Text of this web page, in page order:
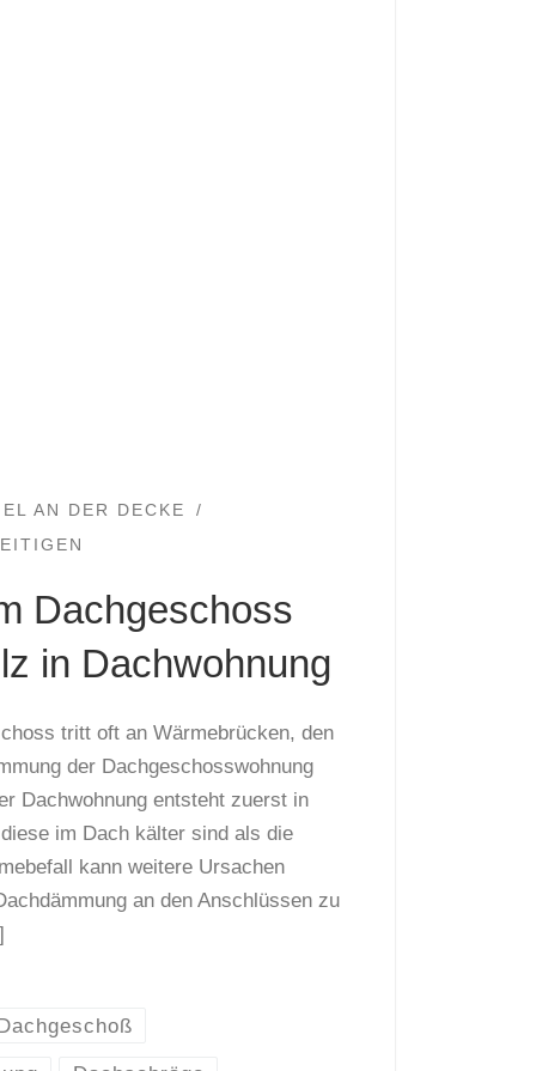
AN DER DECKE
Dachgeschoss
in Dachwohnung
tritt oft an Wärmebrücken, den
der Dachgeschosswohnung
Dachwohnung entsteht zuerst in
im Dach kälter sind als die
kann weitere Ursachen
an den Anschlüssen zu